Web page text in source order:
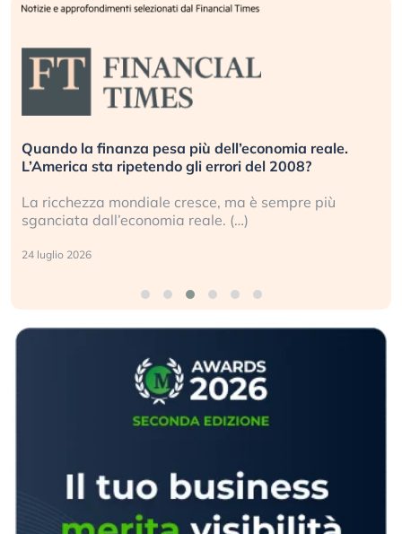
Quando la finanza pesa più dell’economia reale.
L’America sta ripetendo gli errori del 2008?
La ricchezza mondiale cresce, ma è sempre più
sganciata dall’economia reale. (…)
24 luglio 2026